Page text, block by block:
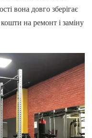
вона довго зберігає
на ремонт і заміну